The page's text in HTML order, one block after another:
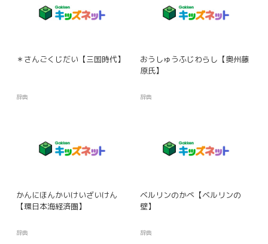
＊さんごくじだい【三国時代】
辞典
おうしゅうふじわらし【奥州藤
原氏】
辞典
かんにほんかいけいざいけん
【環日本海経済圏】
辞典
ベルリンのかべ【ベルリンの
壁】
辞典